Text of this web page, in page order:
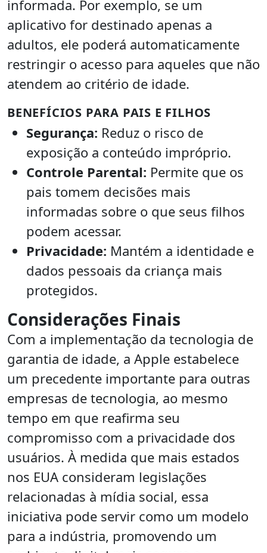
informada. Por exemplo, se um
aplicativo for destinado apenas a
adultos, ele poderá automaticamente
restringir o acesso para aqueles que não
atendem ao critério de idade.
BENEFÍCIOS PARA PAIS E FILHOS
Segurança: Reduz o risco de
exposição a conteúdo impróprio.
Controle Parental: Permite que os
pais tomem decisões mais
informadas sobre o que seus filhos
podem acessar.
Privacidade: Mantém a identidade e
dados pessoais da criança mais
protegidos.
Considerações Finais
Com a implementação da tecnologia de
garantia de idade, a Apple estabelece
um precedente importante para outras
empresas de tecnologia, ao mesmo
tempo em que reafirma seu
compromisso com a privacidade dos
usuários. À medida que mais estados
nos EUA consideram legislações
relacionadas à mídia social, essa
iniciativa pode servir como um modelo
para a indústria, promovendo um